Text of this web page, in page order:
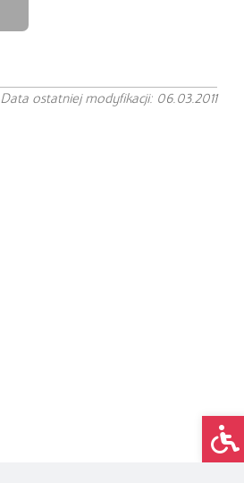
Data ostatniej modyfikacji: 06.03.2011